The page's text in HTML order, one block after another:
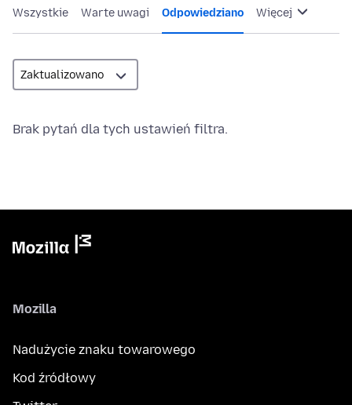
Wszystkie Warte uwagi Odpowiedziano Więcej
Brak pytań dla tych ustawień filtra.
Mozilla
Nadużycie znaku towarowego
Kod źródłowy